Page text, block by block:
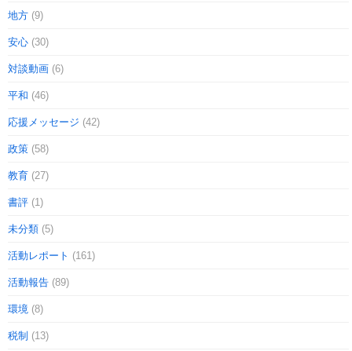
地方 (9)
安心 (30)
対談動画 (6)
平和 (46)
応援メッセージ (42)
政策 (58)
教育 (27)
書評 (1)
未分類 (5)
活動レポート (161)
活動報告 (89)
環境 (8)
税制 (13)